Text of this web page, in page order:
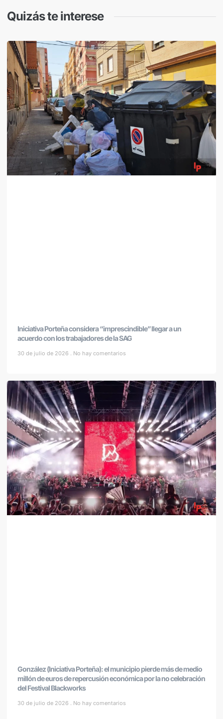
Quizás te interese
Iniciativa Porteña considera “imprescindible” llegar a un
acuerdo con los trabajadores de la SAG
30 de julio de 2026 No hay comentarios
González (Iniciativa Porteña): el municipio pierde más de medio
millón de euros de repercusión económica por la no celebración
del Festival Blackworks
30 de julio de 2026 No hay comentarios